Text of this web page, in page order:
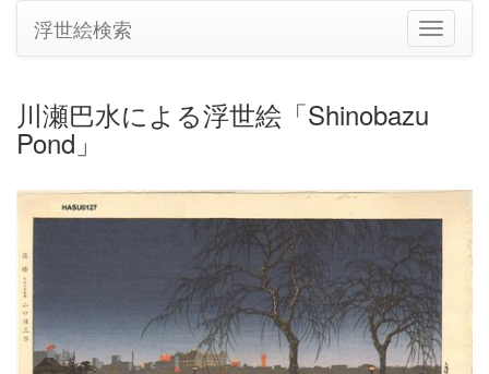
ナ
ビ
り
替
え
浮世絵検索
川瀬巴水による浮世絵「Shinobazu
Pond」